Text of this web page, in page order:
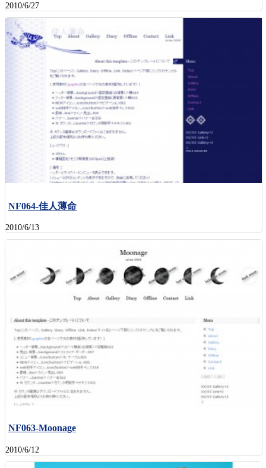
2010/6/27
NF064-佳人薄命
2010/6/13
NF063-Moonage
2010/6/12